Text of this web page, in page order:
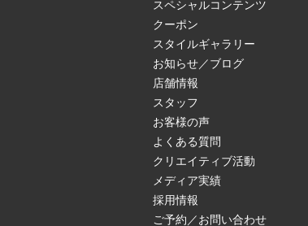
スペシャルコンテンツ
クーポン
スタイルギャラリー
お知らせ／ブログ
店舗情報
スタッフ
お客様の声
よくある質問
クリエイティブ活動
メディア実績
採用情報
ご予約／お問い合わせ